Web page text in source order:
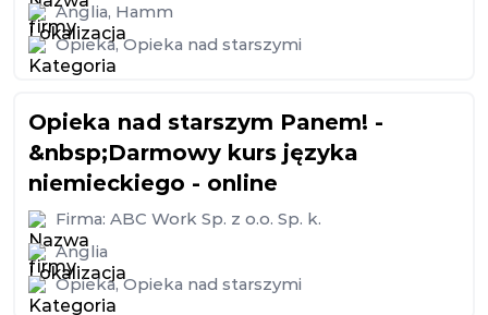
Anglia, Hamm
Opieka, Opieka nad starszymi
Opieka nad starszym Panem! -
&nbsp;Darmowy kurs języka
niemieckiego - online
Firma: ABC Work Sp. z o.o. Sp. k.
Anglia
Opieka, Opieka nad starszymi